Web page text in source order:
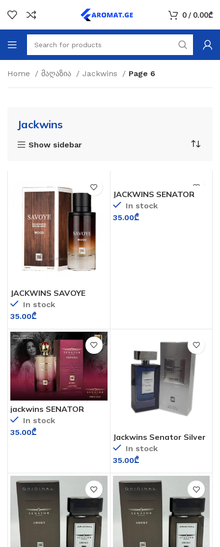
0 / 0.00₾
Home მაღაზია Jackwins Page 6
Jackwins
Show sidebar
JACKWINS SAVOYE
WOODIn stock
35.00₾
JACKWINS SENATOR
CARBON BLACK (PRADA
LUNA ROSSA BLACK)
In stock
35.00₾
jackwins SENATOR
PRINCESS
In stock
35.00₾
Jackwins Senator Silver
In stock
35.00₾